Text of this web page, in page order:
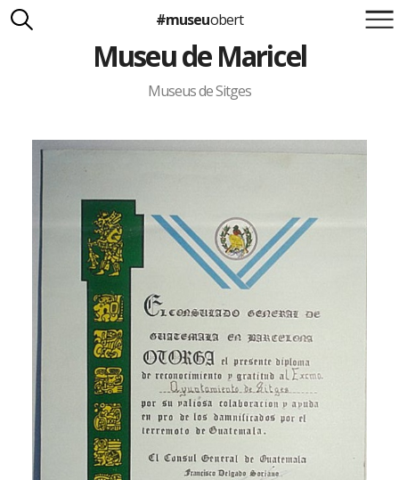
Suma't a la iniciativa
info@museuobert.cat.
Carlota Royo
Francesca Barcellona
#museuobert
Museu de Maricel
Museus de Sitges